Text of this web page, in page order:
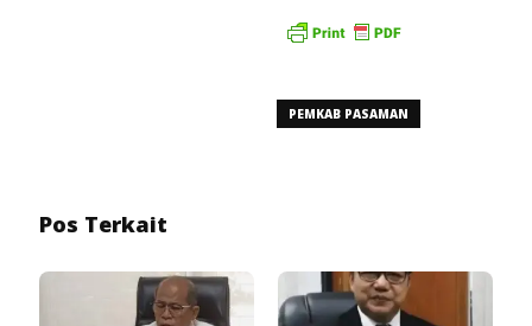
PEMKAB PASAMAN
Pos Terkait